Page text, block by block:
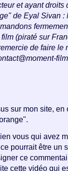
et ayant droits
de Eyal Sivan :
(piraté sur
de faire le
sur mon site,
vous qui avez
pourrait être un
ce
cette vidéo qui